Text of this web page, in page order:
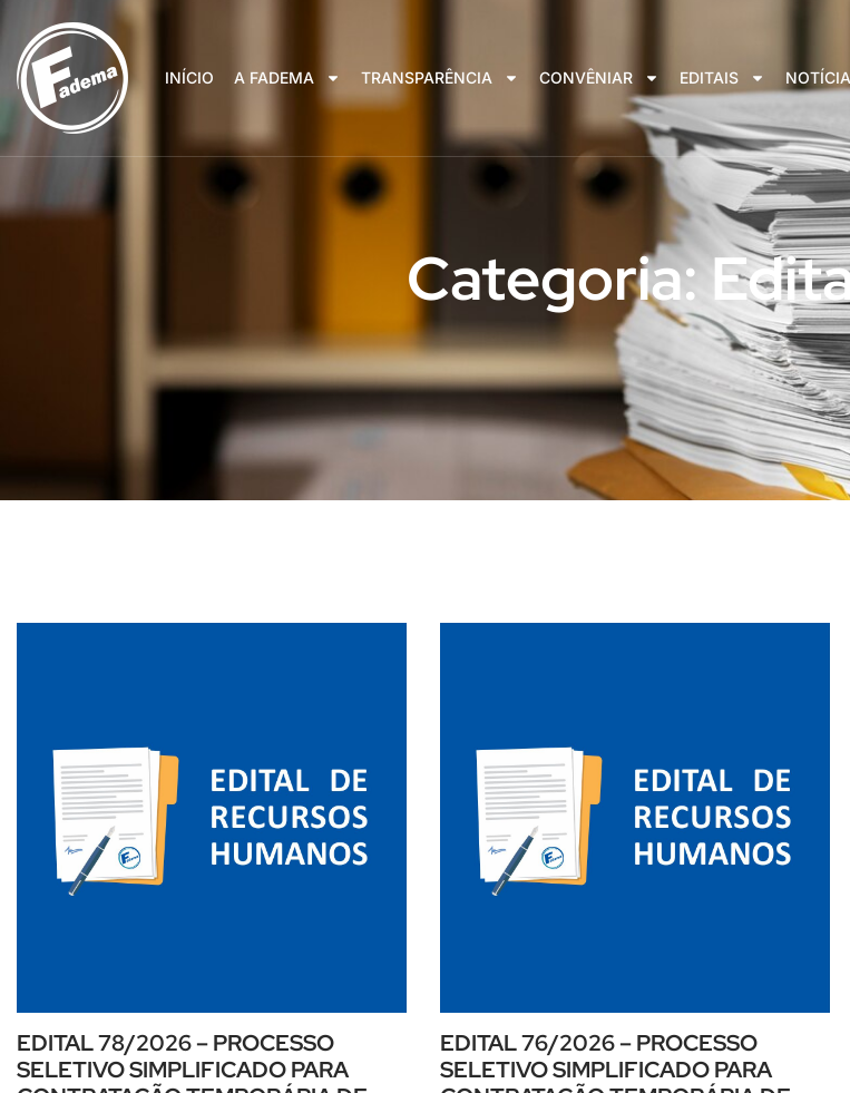
INÍCIO A FADEMA TRANSPARÊNCIA CONVÊNIAR EDITAIS
Categoria:
EDITAL 78/2026 – PROCESSO
SELETIVO SIMPLIFICADO PARA
EDITAL 76/2026 – PROCESSO
SELETIVO SIMPLIFICADO PARA